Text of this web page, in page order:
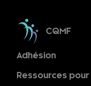
CQMF
Adhésion
Ressources